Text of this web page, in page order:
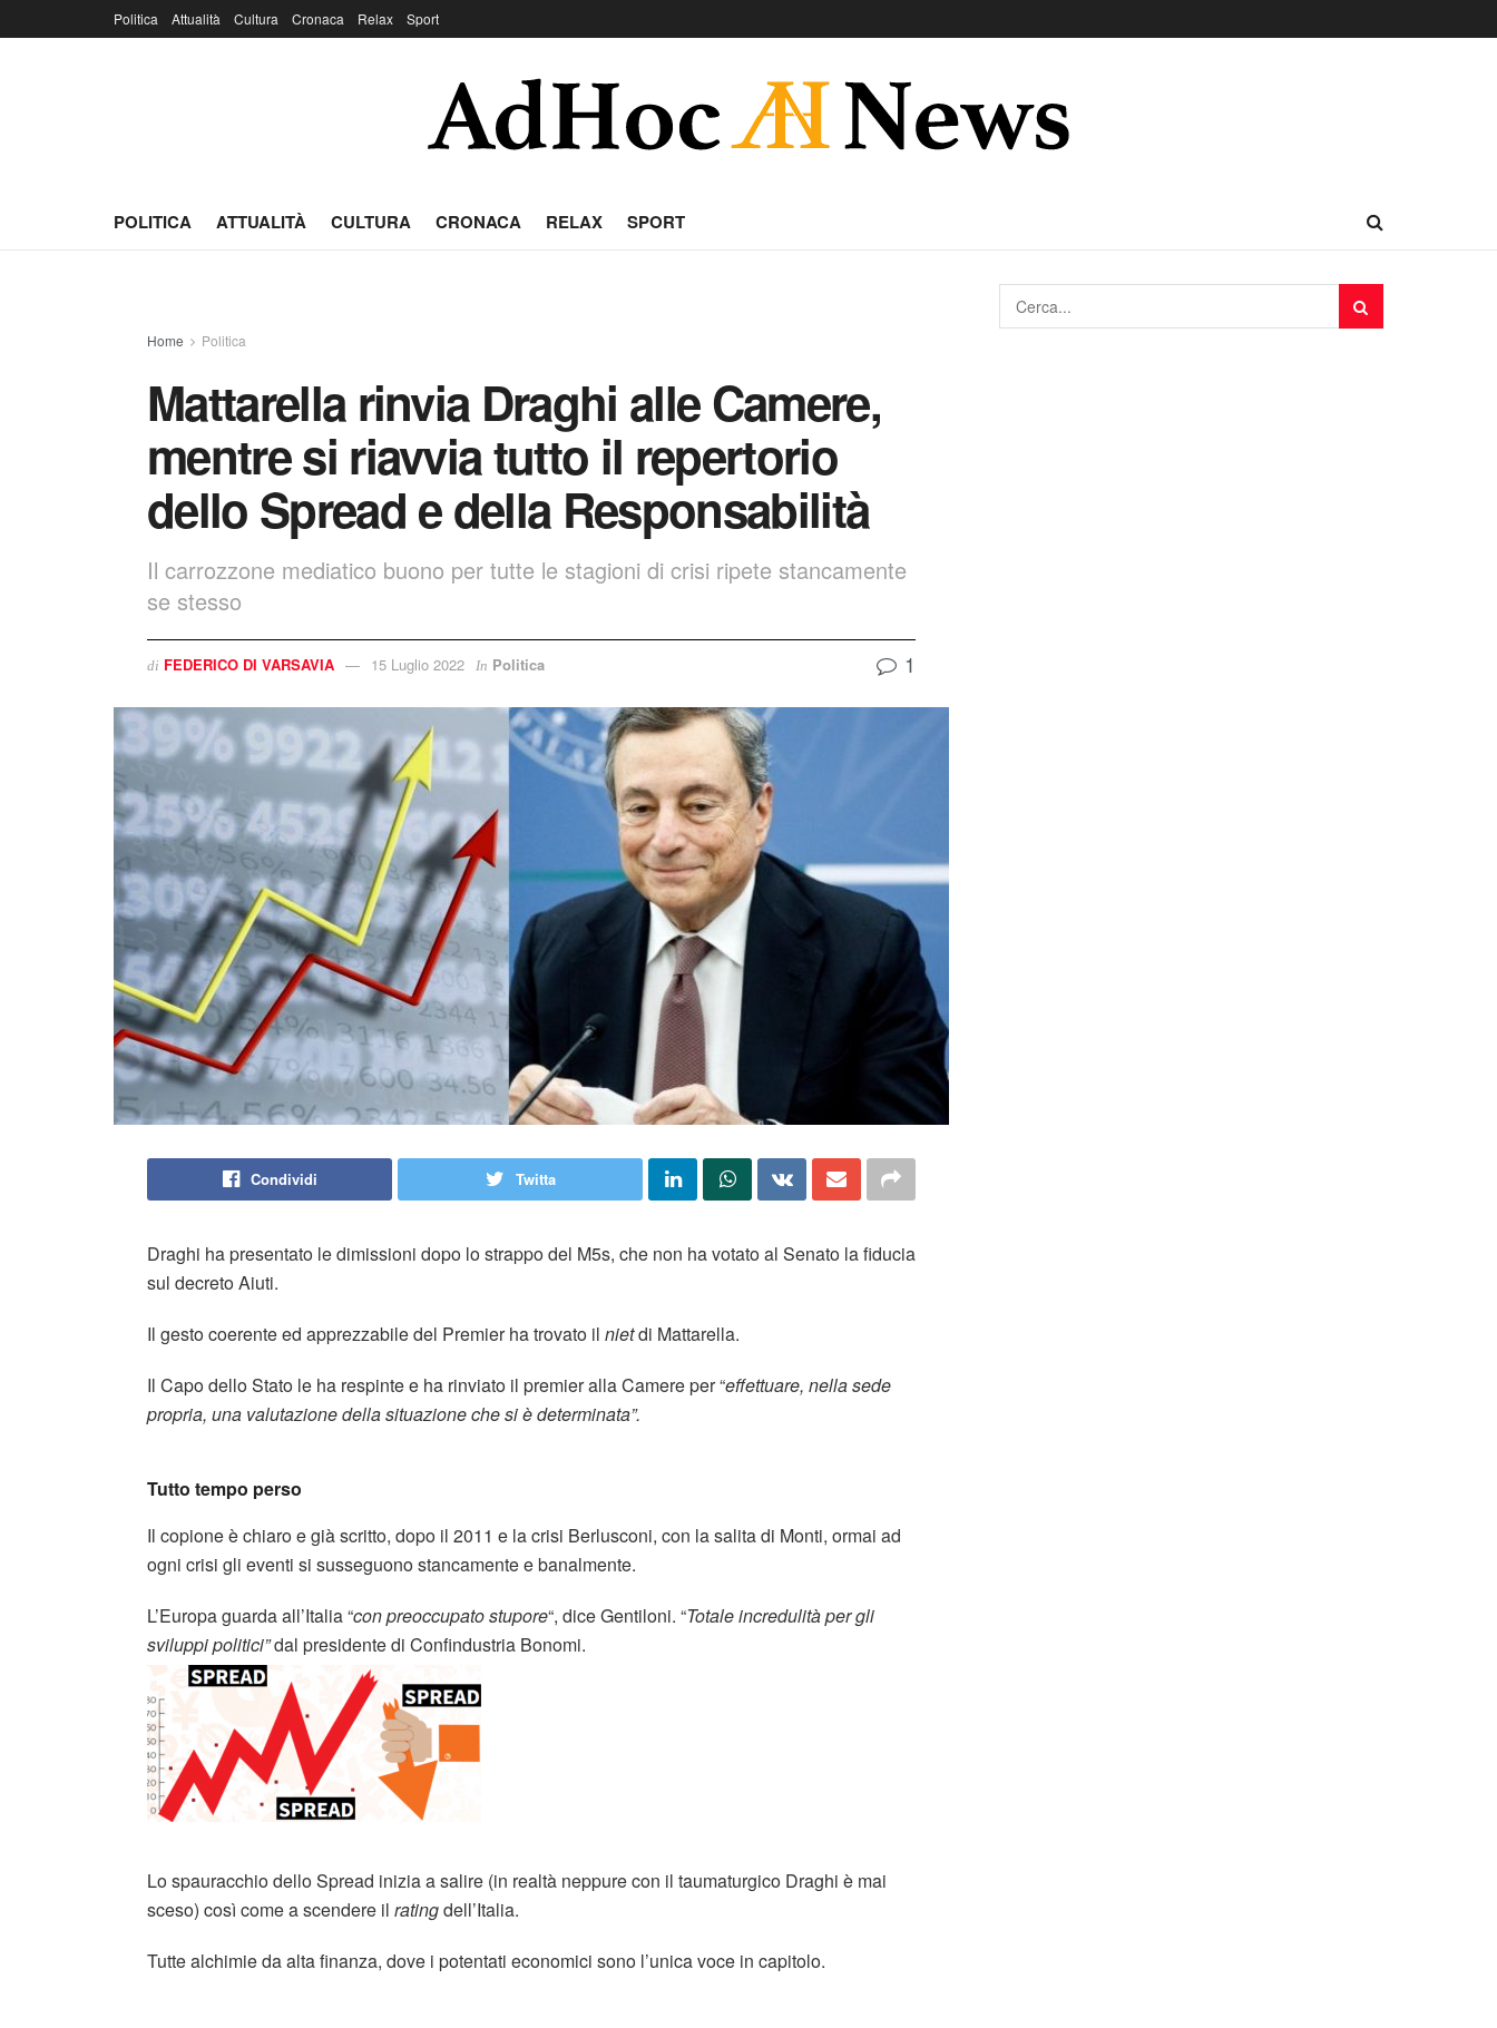
Politica Attualità Cultura Cronaca Relax Sport
POLITICA ATTUALITÀ CULTURA CRONACA RELAX SPORT
Home Politica
Mattarella rinvia Draghi alle Camere,
mentre si riavvia tutto il repertorio
dello Spread e della Responsabilità
Il carrozzone mediatico buono per tutte le stagioni di crisi ripete stancamente
se stesso
di FEDERICO DI VARSAVIA 15 Luglio 2022 In Politica 1
Condividi Twitta
Draghi ha presentato le dimissioni dopo lo strappo del M5s, che non ha votato al Senato la fiducia
sul decreto Aiuti.
Il gesto coerente ed apprezzabile del Premier ha trovato il nietdi Mattarella.
Il Capo dello Stato le ha respinte e ha rinviato il premier alla Camere per “effettuare, nella sede
propria, una valutazione della situazione che si è determinata”.
Tutto tempo perso
Il copione è chiaro e già scritto, dopo il 2011 e la crisi Berlusconi, con la salita di Monti, ormai ad
ogni crisi gli eventi si susseguono stancamente e banalmente.
L’Europa guarda all’Italia “con preoccupato stupore“, dice Gentiloni. “Totale incredulità per gli
sviluppi politici”dal presidente di Confindustria Bonomi.
Lo spauracchio dello Spread inizia a salire (in realtà neppure con il taumaturgico Draghi è mai
sceso) così come a scendere il ratingdell’Italia.
Tutte alchimie da alta finanza, dove i potentati economici sono l’unica voce in capitolo.